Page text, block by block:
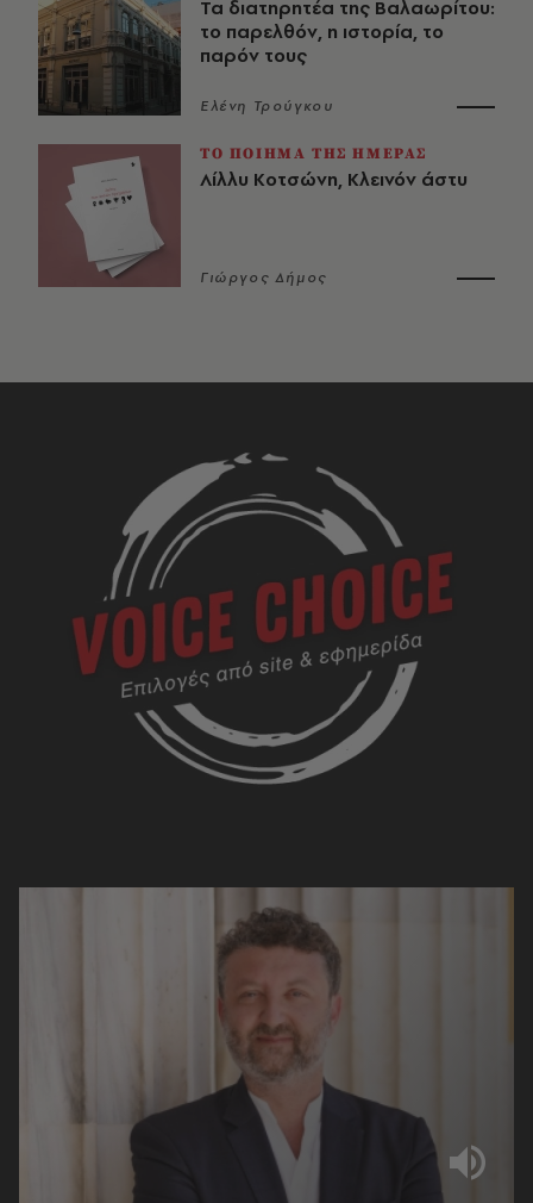
Τα διατηρητέα της Βαλαωρίτου:
το παρελθόν, η ιστορία, το
παρόν τους
Ελένη Τρούγκου
ΤΟ ΠΟΙΗΜΑ ΤΗΣ ΗΜΕΡΑΣ
Λίλλυ Κοτσώνη, Κλεινόν άστυ
Γιώργος Δήμος